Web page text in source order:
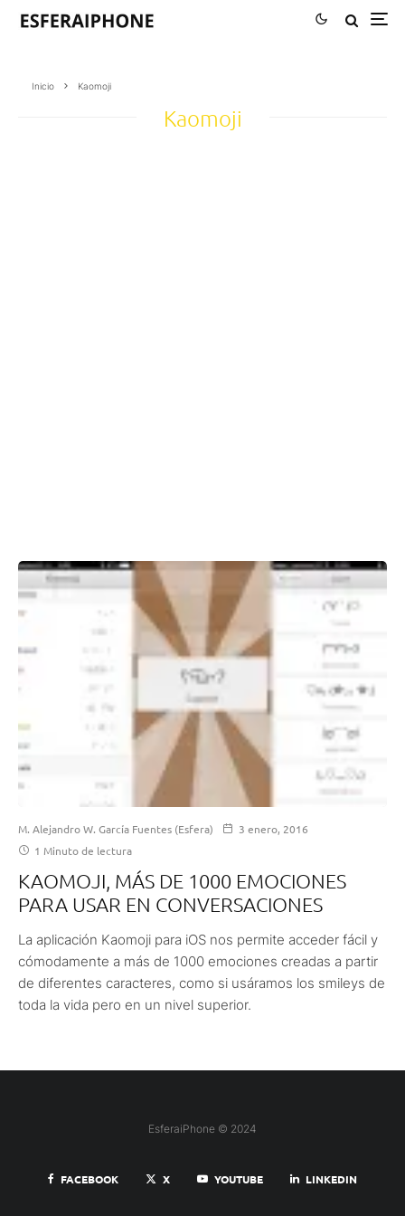
Inicio Kaomoji
Kaomoji
M. Alejandro W. García Fuentes (Esfera)
3 enero, 2016
1 Minuto de lectura
KAOMOJI, MÁS DE 1000 EMOCIONES
PARA USAR EN CONVERSACIONES
La aplicación Kaomoji para iOS nos permite acceder fácil y
cómodamente a más de 1000 emociones creadas a partir
de diferentes caracteres, como si usáramos los smileys de
toda la vida pero en un nivel superior.
EsferaiPhone © 2024
FACEBOOK X YOUTUBE LINKEDIN